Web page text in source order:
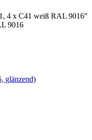
4 x C41 weiß RAL 9016"
9016
glänzend)